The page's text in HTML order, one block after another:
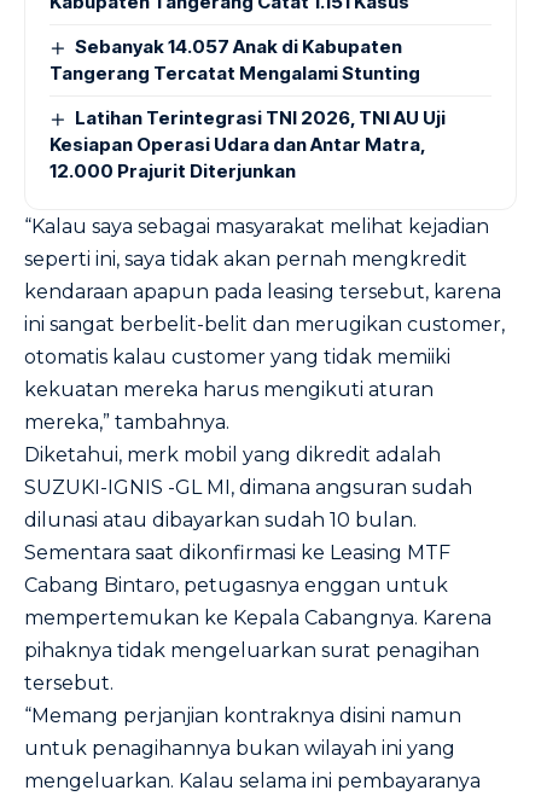
Sebanyak 14.057 Anak di Kabupaten
Tangerang Tercatat Mengalami Stunting
Latihan Terintegrasi TNI 2026, TNI AU Uji
Kesiapan Operasi Udara dan Antar Matra,
12.000 Prajurit Diterjunkan
“Kalau saya sebagai masyarakat melihat kejadian
seperti ini, saya tidak akan pernah mengkredit
kendaraan apapun pada leasing tersebut, karena
ini sangat berbelit-belit dan merugikan customer,
otomatis kalau customer yang tidak memiiki
kekuatan mereka harus mengikuti aturan
mereka,” tambahnya.
Diketahui, merk mobil yang dikredit adalah
SUZUKI-IGNIS -GL MI, dimana angsuran sudah
dilunasi atau dibayarkan sudah 10 bulan.
Sementara saat dikonfirmasi ke Leasing MTF
Cabang Bintaro, petugasnya enggan untuk
mempertemukan ke Kepala Cabangnya. Karena
pihaknya tidak mengeluarkan surat penagihan
tersebut.
“Memang perjanjian kontraknya disini namun
untuk penagihannya bukan wilayah ini yang
mengeluarkan. Kalau selama ini pembayaranya